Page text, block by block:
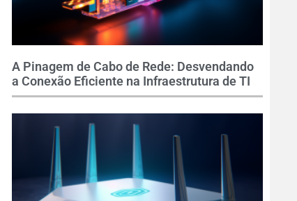
A Pinagem de Cabo de Rede: Desvendando
a Conexão Eficiente na Infraestrutura de TI